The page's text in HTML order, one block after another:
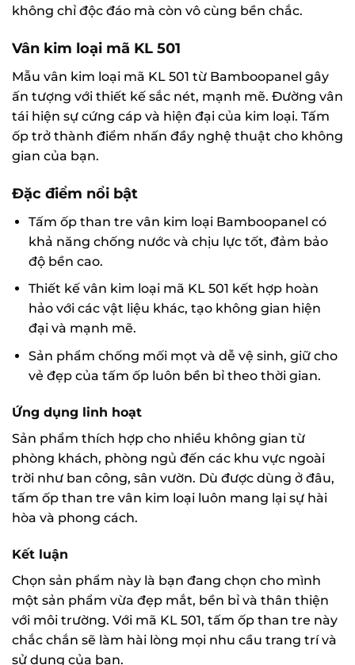
không chỉ độc đáo mà còn vô cùng bền chắc.
Vân kim loại mã KL 501
Mẫu vân kim loại mã KL 501 từ Bamboopanel gây
ấn tượng với thiết kế sắc nét, mạnh mẽ. Đường vân
tái hiện sự cứng cáp và hiện đại của kim loại. Tấm
ốp trở thành điểm nhấn đầy nghệ thuật cho không
gian của bạn.
Đặc điểm nổi bật
Tấm ốp than tre vân kim loại Bamboopanel có
khả năng chống nước và chịu lực tốt, đảm bảo
độ bền cao.
Thiết kế vân kim loại mã KL 501 kết hợp hoàn
hảo với các vật liệu khác, tạo không gian hiện
đại và mạnh mẽ.
Sản phẩm chống mối mọt và dễ vệ sinh, giữ cho
vẻ đẹp của tấm ốp luôn bền bỉ theo thời gian.
Ứng dụng linh hoạt
Sản phẩm thích hợp cho nhiều không gian từ
phòng khách, phòng ngủ đến các khu vực ngoài
trời như ban công, sân vườn. Dù được dùng ở đâu,
tấm ốp than tre vân kim loại luôn mang lại sự hài
hòa và phong cách.
Kết luận
Chọn sản phẩm này là bạn đang chọn cho mình
một sản phẩm vừa đẹp mắt, bền bỉ và thân thiện
với môi trường. Với mã KL 501, tấm ốp than tre này
chắc chắn sẽ làm hài lòng mọi nhu cầu trang trí và
sử dụng của bạn.